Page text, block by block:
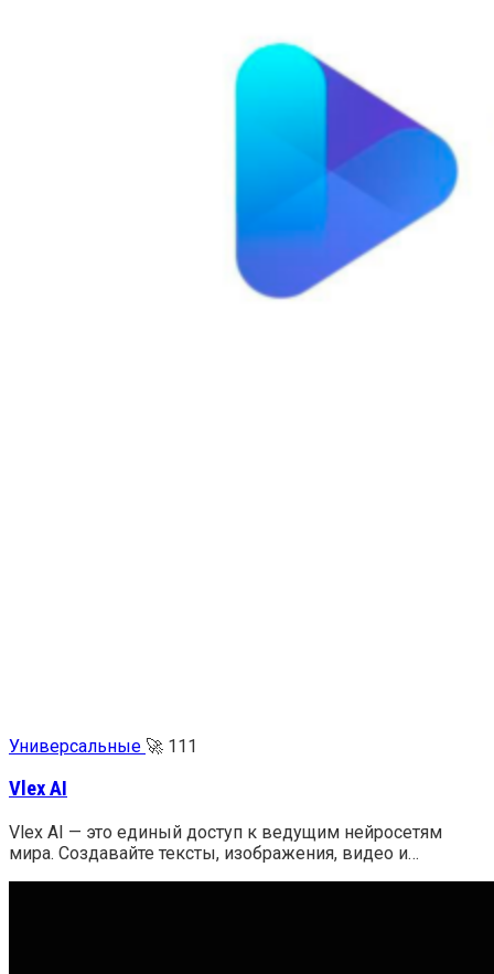
Универсальные 🚀 111
Vlex AI
Vlex AI — это единый доступ к ведущим нейросетям
мира. Создавайте тексты, изображения, видео и…